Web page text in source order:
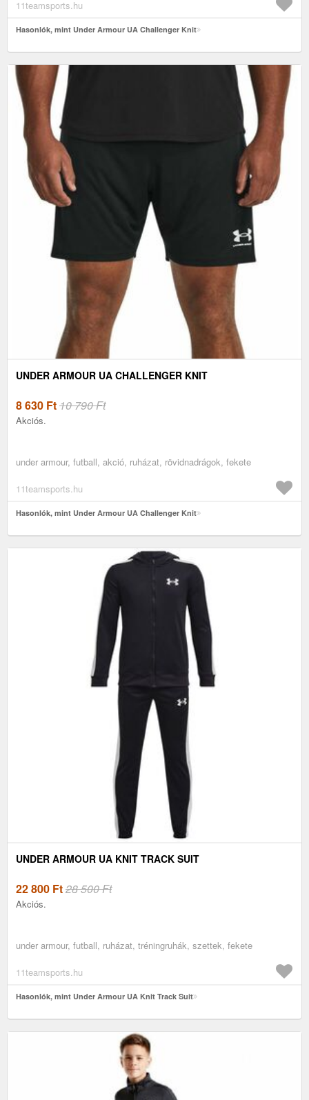
11teamsports.hu
Hasonlók, mint Under Armour UA Challenger Knit
UNDER ARMOUR UA CHALLENGER KNIT
8 630 Ft10 790 Ft
Akciós.
under armour, futball, akció, ruházat, rövidnadrágok, fekete
11teamsports.hu
Hasonlók, mint Under Armour UA Challenger Knit
UNDER ARMOUR UA KNIT TRACK SUIT
22 800 Ft28 500 Ft
Akciós.
under armour, futball, ruházat, tréningruhák, szettek, fekete
11teamsports.hu
Hasonlók, mint Under Armour UA Knit Track Suit